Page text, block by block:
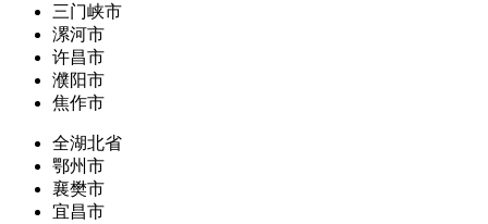
三门峡市
漯河市
许昌市
濮阳市
焦作市
全湖北省
鄂州市
襄樊市
宜昌市